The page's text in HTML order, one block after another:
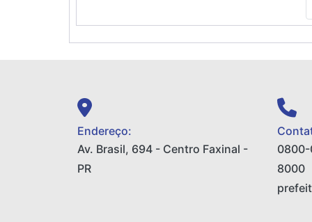
Endereço:
Av. Brasil, 694 - Centro Faxinal -
PR
8000